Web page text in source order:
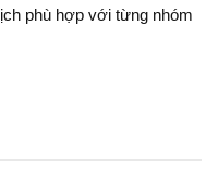
phù hợp với từng nhóm